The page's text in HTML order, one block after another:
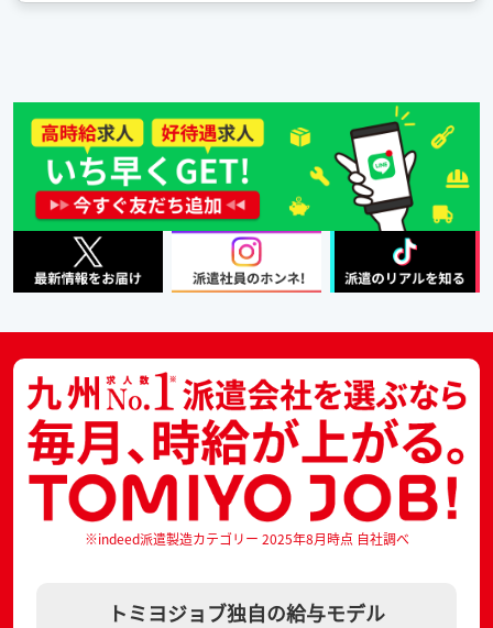
※indeed派遣製造カテゴリー 2025年8月時点 自社調べ
トミヨジョブ独自の給与モデル